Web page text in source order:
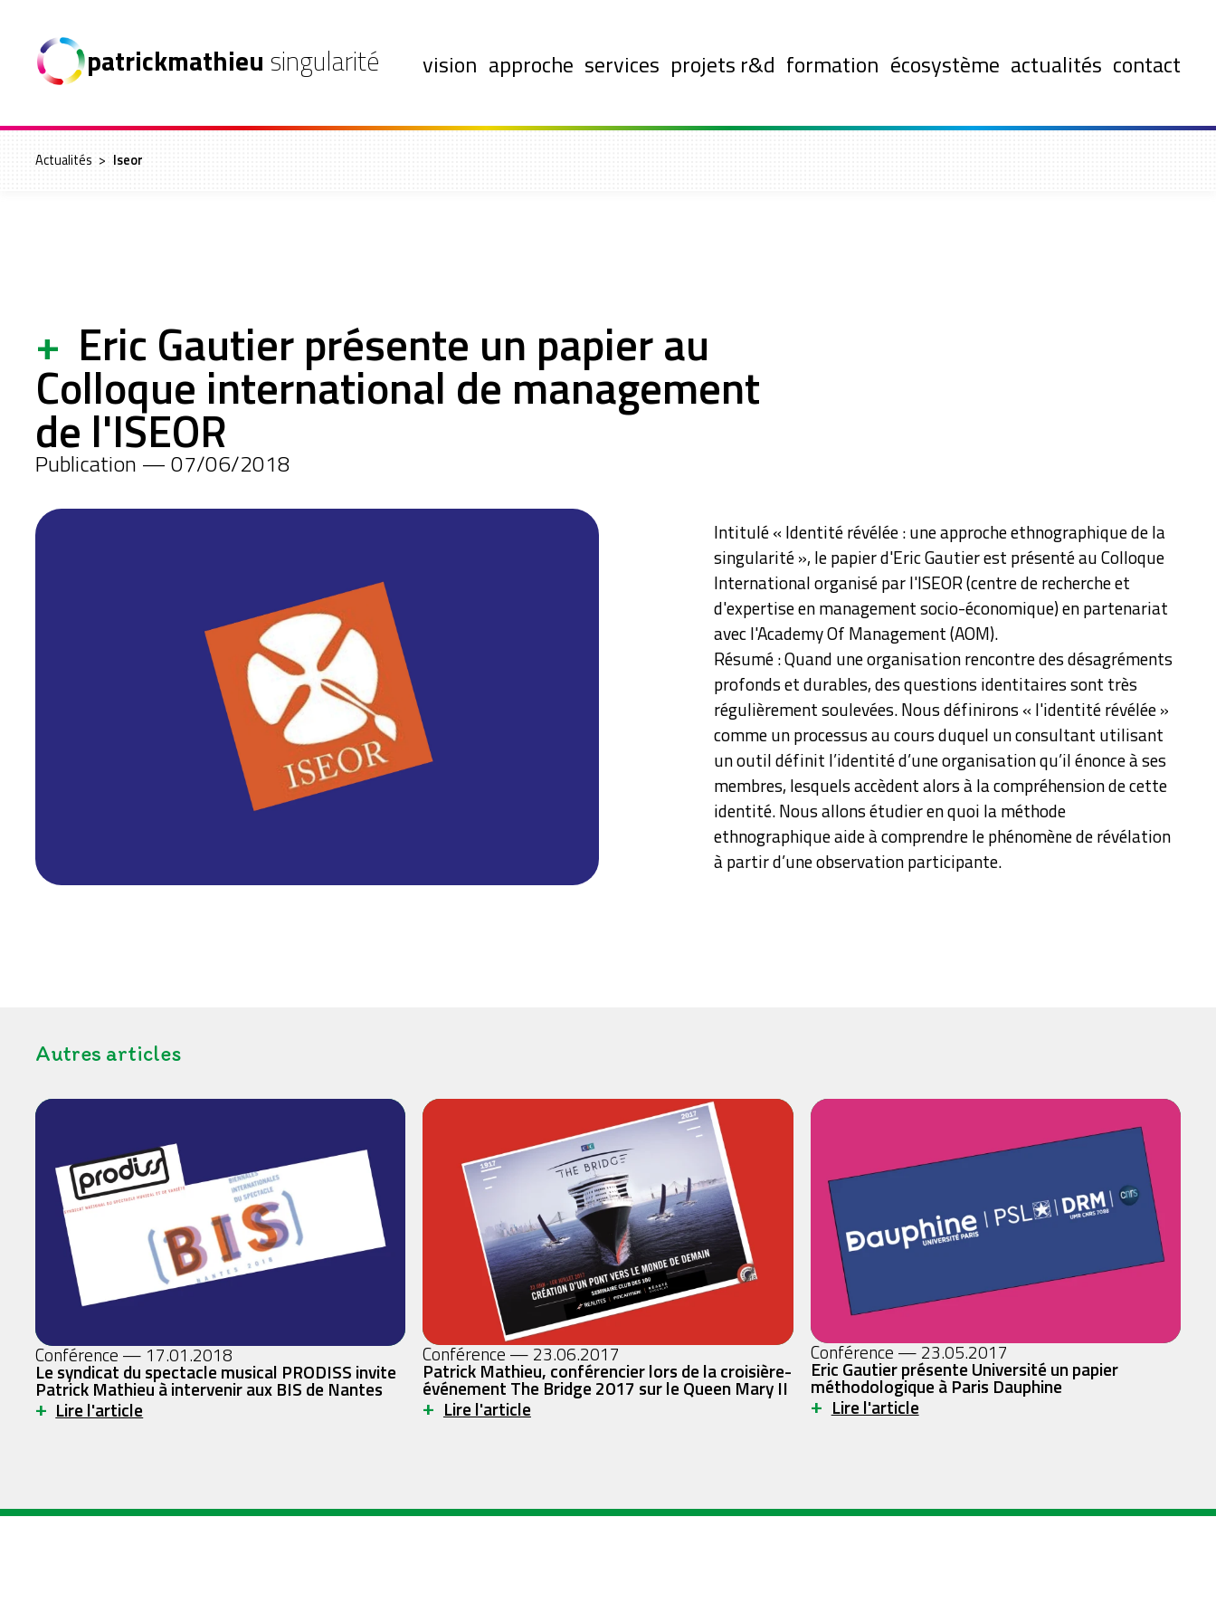
patrickmathieu singularité vision approche services projets r&d formation écosystème actualités contact
Actualités > Iseor
+ Eric Gautier présente un papier au
Colloque international de management
de l'ISEOR
Publication — 07/06/2018
Intitulé « Identité révélée : une approche ethnographique de la
singularité », le papier d'Eric Gautier est présenté au Colloque
International organisé par l'ISEOR (centre de recherche et
d'expertise en management socio-économique) en partenariat
avec l'Academy Of Management (AOM).
Résumé : Quand une organisation rencontre des désagréments
profonds et durables, des questions identitaires sont très
régulièrement soulevées. Nous définirons « l'identité révélée »
comme un processus au cours duquel un consultant utilisant
un outil définit l’identité d’une organisation qu’il énonce à ses
membres, lesquels accèdent alors à la compréhension de cette
identité. Nous allons étudier en quoi la méthode
ethnographique aide à comprendre le phénomène de révélation
à partir d’une observation participante.
Autres articles
Conférence — 17.01.2018
Le syndicat du spectacle musical PRODISS invite
Patrick Mathieu à intervenir aux BIS de Nantes
+ Lire l'article
Conférence — 23.06.2017
Patrick Mathieu, conférencier lors de la croisière-
événement The Bridge 2017 sur le Queen Mary II
+ Lire l'article
Conférence — 23.05.2017
Eric Gautier présente Université un papier
méthodologique à Paris Dauphine
+ Lire l'article